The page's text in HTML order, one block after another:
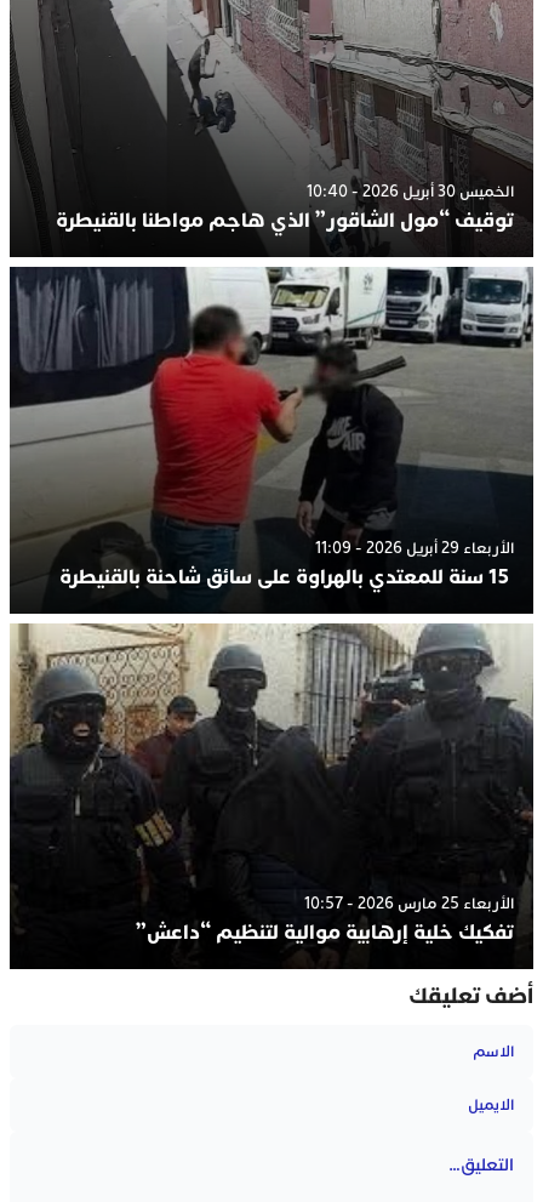
الخميس 30 أبريل 2026 - 10:40
توقيف “مول الشاقور” الذي هاجم مواطنا بالقنيطرة
الأربعاء 29 أبريل 2026 - 11:09
الأربعاء 25 مارس 2026 - 10:57
تفكيك خلية إرهابية موالية لتنظيم “داعش”
أضف تعليقك